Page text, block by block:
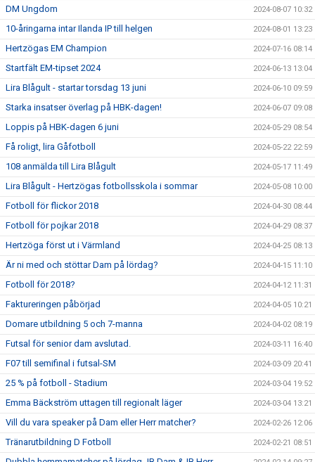
DM Ungdom 2024-08-07 10:32
10-åringarna intar Ilanda IP till helgen 2024-08-01 13:23
Hertzögas EM Champion 2024-07-16 08:14
Startfält EM-tipset 2024 2024-06-13 13:04
Lira Blågult - startar torsdag 13 juni 2024-06-10 09:59
Starka insatser överlag på HBK-dagen! 2024-06-07 09:08
Loppis på HBK-dagen 6 juni 2024-05-29 08:54
Få roligt, lira Gåfotboll 2024-05-22 22:59
108 anmälda till Lira Blågult 2024-05-17 11:49
Lira Blågult - Hertzögas fotbollsskola i sommar 2024-05-08 10:00
Fotboll för flickor 2018 2024-04-30 08:44
Fotboll för pojkar 2018 2024-04-29 08:37
Hertzöga först ut i Värmland 2024-04-25 08:13
Är ni med och stöttar Dam på lördag? 2024-04-15 11:10
Fotboll för 2018? 2024-04-12 11:31
Faktureringen påbörjad 2024-04-05 10:21
Domare utbildning 5 och 7-manna 2024-04-02 08:19
Futsal för senior dam avslutad. 2024-03-11 16:40
F07 till semifinal i futsal-SM 2024-03-09 20:41
25 % på fotboll - Stadium 2024-03-04 19:52
Emma Bäckström uttagen till regionalt läger 2024-03-04 13:21
Vill du vara speaker på Dam eller Herr matcher? 2024-02-26 12:06
Tränarutbildning D Fotboll 2024-02-21 08:51